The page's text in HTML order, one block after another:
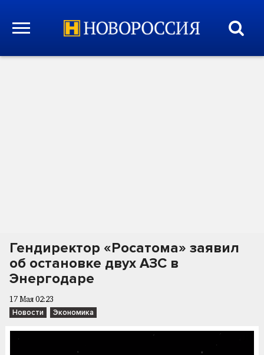
Гендиректор «Росатома» заявил
об остановке двух АЗС в
Энергодаре
17 Мая 02:23
Новости Экономика